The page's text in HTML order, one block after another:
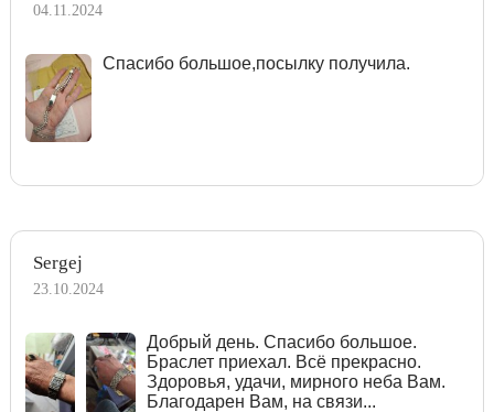
04.11.2024
Спасибо большое,посылку получила.
Sergej
23.10.2024
Добрый день. Спасибо большое.
Браслет приехал. Всё прекрасно.
Здоровья, удачи, мирного неба Вам.
Благодарен Вам, на связи...